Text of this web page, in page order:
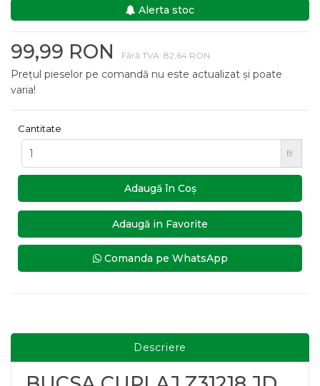
Alerta stoc
99,99 RON Fără TVA: 82,64 RON
Prețul pieselor pe comandă nu este actualizat și poate
varia!
Cantitate
B
Adaugă în Coş
Adaugă in Favorite
Comanda pe WhatsApp
Descriere